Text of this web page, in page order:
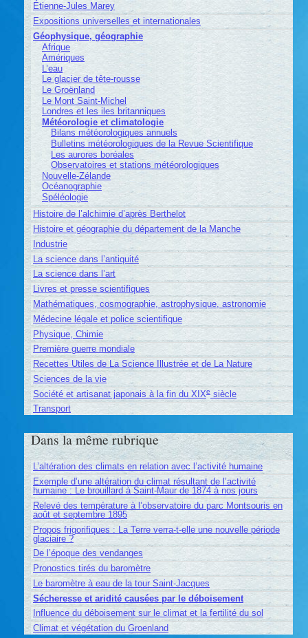
Étienne-Jules Marey
Expositions universelles et internationales
Géophysique, géographie
Afrique
Amériques
L’eau
Le glacier de tête-rousse
Le Groënland
Le Mont Saint-Michel
Londres et les iles britanniques
Météorologie et climatologie
Bilans météorologiques annuels
Bulletins météorologiques de la Revue Scientifique
Les aurores boréales
Observatoires et stations météorologiques
Nouvelle-Zélande
Océanographie
Spéléologie
Histoire de l’alchimie d’après Berthelot
Histoire et géographie du département de la Manche
Industrie
La science dans l’antiquité
La science dans l’art
Livres et presse scientifiques
Mathématiques, cosmographie, astrophysique, astronomie
Médecine légale et police scientifique
Physique, Chimie
Première guerre mondiale
Recettes Utiles de La Science Illustrée et de La Nature
Sciences de la vie
Société et artisanat japonais à la fin du XIXesiècle
Transport
Dans la même rubrique
L’altération des climats en relation avec l’activité humaine
Exemple d’une altération du climat résultant de l’activité
humaine : Le brouillard à Saint-Maur de 1874 à nos jours
Relevé des température à l’observatoire du parc Montsouris en
août et septembre 1895
Propos frigorifiques : La Terre verra-t-elle une nouvelle période
glaciaire ?
De l’époque des vendanges
Pronostics tirés du baromètre
Le baromètre à eau de la tour Saint-Jacques
Sécheresse et aridité causées par le déboisement
Influence du déboisement sur le climat et la fertilité du sol
Climat et végétation du Groenland